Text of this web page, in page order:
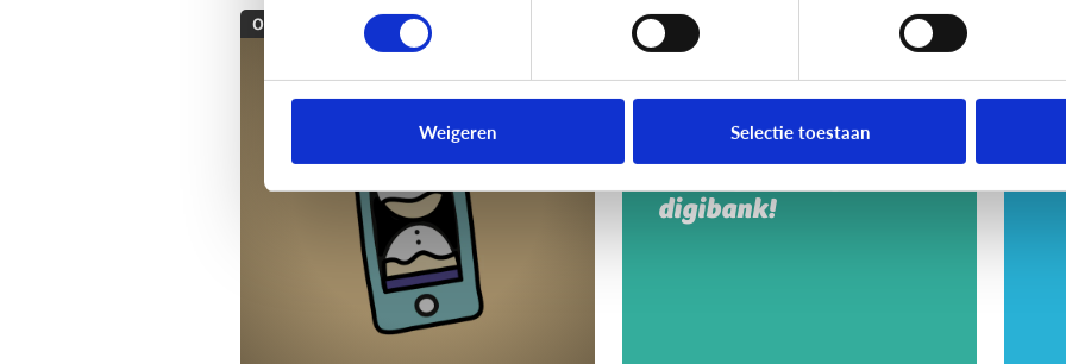
Weigeren Selectie toestaan
Opvoeding
[Klik & Print]Als ...
dan: afspraken maken
over schermtijd!
Opvoeding
Vragen over de
computer, het
internet, …? Ga naar
een digipunt of
digibank!